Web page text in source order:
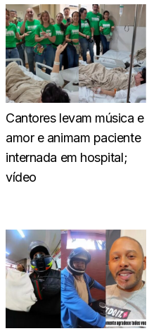
Cantores levam música e
amor e animam paciente
internada em hospital;
vídeo